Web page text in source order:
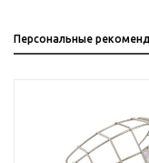
Персональные